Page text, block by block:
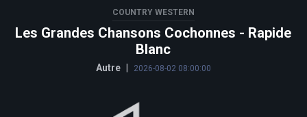
COUNTRY WESTERN
Les Grandes Chansons Cochonnes - Rapide
Blanc
Autre 2026-08-02 08:00:00